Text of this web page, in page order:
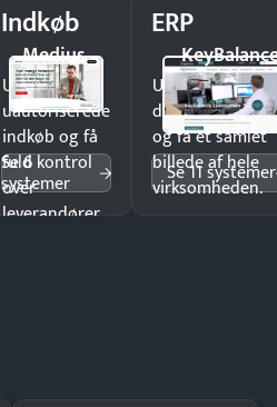
Indkøb
Medius
Undgå
uautoriserede
indkøb og få
fuld kontrol
over
leverandører
Se 6
systemer
ERP
Undgå
og få ét samlet
billede af hele
virksomheden.
Se 11 systemer